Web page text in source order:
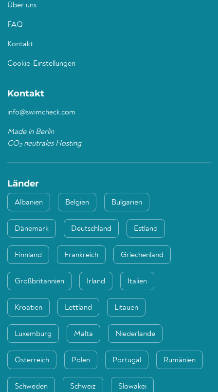
Über uns
FAQ
Kontakt
Cookie-Einstellungen
Kontakt
info@swimcheck.com
Made in Berlin
CO2neutrales Hosting
Länder
Albanien Belgien Bulgarien
Dänemark Deutschland Estland
Finnland Frankreich Griechenland
Großbritannien Irland Italien
Kroatien Lettland Litauen
Luxemburg Malta Niederlande
Österreich Polen Portugal Rumänien
Schweden Schweiz Slowakei